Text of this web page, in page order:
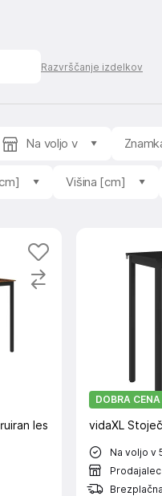
Razvrščanje izdelkov
Na voljo v
Višina [cm]
les
DOBRA CENA
vidaXL
Na voljo v
Prodajalec